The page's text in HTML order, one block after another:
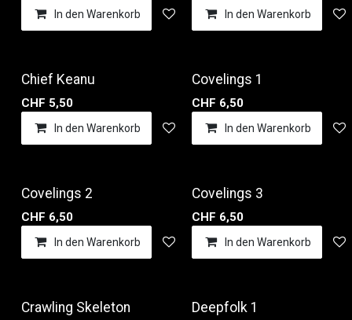
In den Warenkorb Auf die Wunschliste
In den Warenkorb
Chief Keanu
CHF 5,50
In den Warenkorb Auf die Wunschliste
Covelings 1
CHF 6,50
In den Warenkorb
Covelings 2
CHF 6,50
In den Warenkorb Auf die Wunschliste
Covelings 3
CHF 6,50
In den Warenkorb
Crawling Skeleton Deepfolk 1